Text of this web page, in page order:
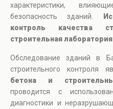
характеристики,
безопасность зданий.
контроль качества
строительная
Обследование зданий в
строительного контроля
бетона и
проводится с
диагностики и